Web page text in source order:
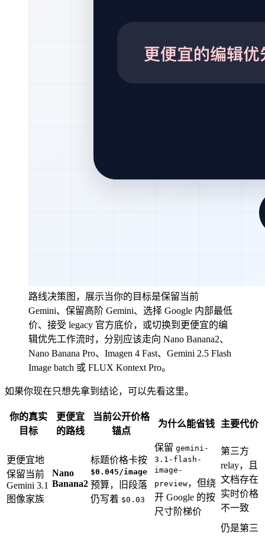
路线决策图，展示当你的目标是保留当前
Gemini、保留高阶 Gemini、选择 Google 内部最低
价、接受 legacy 官方底价，或切换到更便宜的编
辑优先工作流时，分别应该走向 Nano Banana2、
Nano Banana Pro、Imagen 4 Fast、Gemini 2.5 Flash
Image batch 或 FLUX Kontext Pro。
如果你现在只想先拿到结论，可以先看这里。
你的真实
目标
更便宜
的路线
当前公开价格
锚点
为什么能省钱 主要代价
更便宜地
保留当前
Gemini 3.1
图像家族
Nano
Banana2
标题价格卡按
$0.045/image
预算，旧段落
仍写着 $0.03
保留 gemini-
3.1-flash-
image-
preview，但绕
开 Google 的按
尺寸阶梯价
第三方
relay，且
文档存在
实时价格
不一致
仍是第三